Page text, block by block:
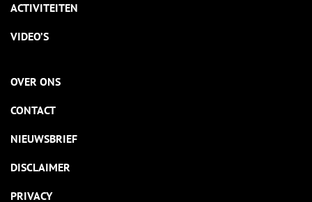
ACTIVITEITEN
VIDEO’S
OVER ONS
CONTACT
NIEUWSBRIEF
DISCLAIMER
PRIVACY